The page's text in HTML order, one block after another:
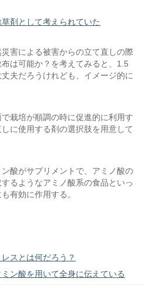
剤として考えられていた
害による被害からの立て直しの際
は可能か？を考えてみると、1.5
夫だろうけれども、イメージ的に
栽培が順調の時に促進的に利用す
に使用する剤の選択肢を用意して
酸がサプリメントで、アミノ酸の
るようなアミノ酸系の食品といっ
有効に作用する。
スとは何だろう？
ン酸を用いて全身に伝えている